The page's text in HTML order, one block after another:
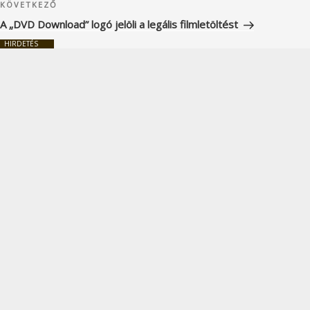
Következő
bejegyzés
KÖVETKEZŐ
A „DVD Download” logó jelöli a legális filmletöltést
HIRDETÉS